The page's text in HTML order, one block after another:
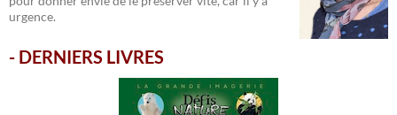
urgence.
- DERNIERS LIVRES